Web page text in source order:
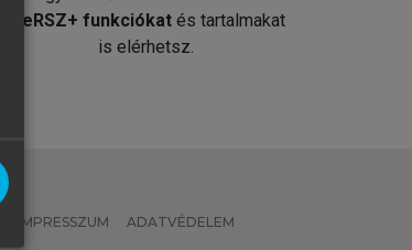
MeRSZ+ funkciókat és tartalmakat
is elérhetsz.
IMPRESSZUM ADATVÉDELEM